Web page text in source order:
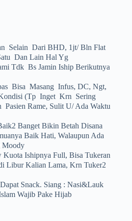
Selain Dari BHD, 1jt/ Bln Flat
Dan Lain Hal Yg
Tdk Bs Jamin Iship Berikutnya
Bisa Masang Infus, DC, Ngt,
(tp Inget Krn Sering
Rame, Sulit U/ Ada Waktu
Banget Bikin Betah Disana
Baik Hati, Walaupun Ada
Moody
Ishipnya Full, Bisa Tukeran
Libur Kalian Lama, Krn Tuker2
Snack. Siang : Nasi&lauk
Wajib Pake Hijab